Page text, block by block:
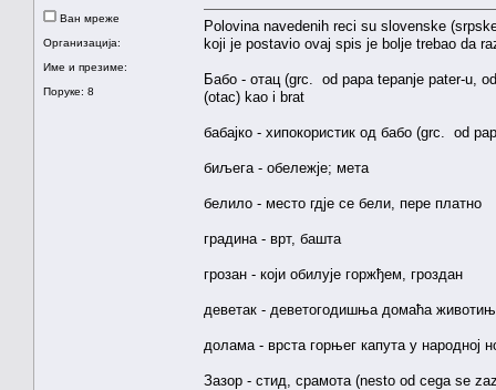
Ван мреже
Организација:
Име и презиме:
Поруке: 8
Polovina navedenih reci su slovenske
koji je postavio ovaj spis je bolje trebao da
Бабо - отац (grc. od papa tepanje pater-u,
(otac) kao i brat
бабајко - хипокористик од бабо (grc. od
биљега - обележје; мета
белило - место гдје се бели, пере платно
градина - врт, башта
грозан - који обилује горжђем, гроздан
деветак - деветогодишња домаћа
долама - врста горњег капута у
Зазор - стид, срамота (nesto od cega se